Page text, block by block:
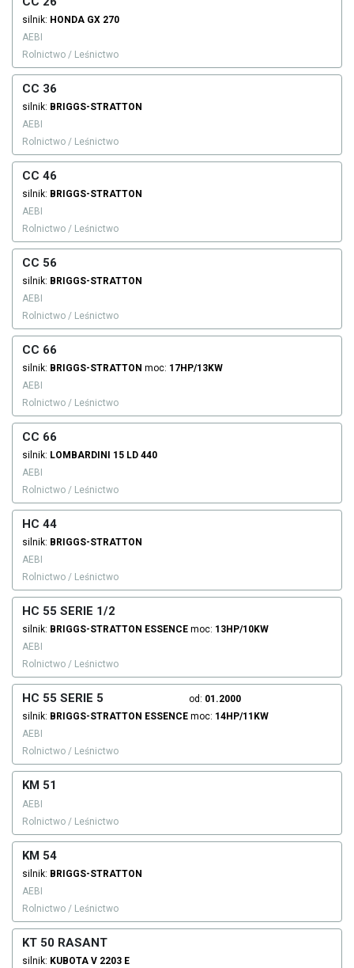
silnik: HONDA GX 270
AEBI
Rolnictwo / Leśnictwo
CC 36
silnik: BRIGGS-STRATTON
AEBI
Rolnictwo / Leśnictwo
CC 46
silnik: BRIGGS-STRATTON
AEBI
Rolnictwo / Leśnictwo
CC 56
silnik: BRIGGS-STRATTON
AEBI
Rolnictwo / Leśnictwo
CC 66
silnik: BRIGGS-STRATTON moc: 17HP/13KW
AEBI
Rolnictwo / Leśnictwo
CC 66
silnik: LOMBARDINI
15 LD 440
AEBI
Rolnictwo / Leśnictwo
HC 44
silnik: BRIGGS-STRATTON
AEBI
Rolnictwo / Leśnictwo
HC 55 SERIE 1/2
silnik: BRIGGS-STRATTON ESSENCE moc: 13HP/10KW
AEBI
Rolnictwo / Leśnictwo
HC 55 SERIE 5 od: 01.2000
silnik: BRIGGS-STRATTON ESSENCE moc: 14HP/11KW
AEBI
Rolnictwo / Leśnictwo
KM 51
AEBI
Rolnictwo / Leśnictwo
KM 54
silnik: BRIGGS-STRATTON
AEBI
Rolnictwo / Leśnictwo
KT 50 RASANT
silnik: KUBOTA V 2203 E